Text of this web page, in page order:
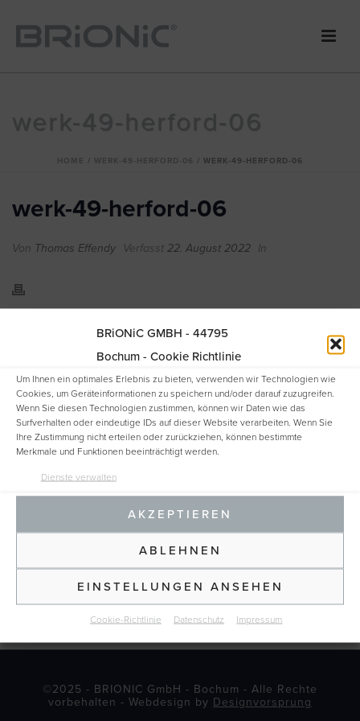
BRiONiC GMBH - 44795
Bochum - Cookie Richtlinie
Um Ihnen ein optimales Erlebnis zu bieten, verwenden wir Technologien wie
Cookies, um Geräteinformationen zu speichern und/oder darauf zuzugreifen.
Wenn Sie diesen Technologien zustimmen, können wir Daten wie das
Surfverhalten oder eindeutige IDs auf dieser Website verarbeiten. Wenn Sie
Ihre Zustimmung nicht erteilen oder zurückziehen, können bestimmte
Merkmale und Funktionen beeinträchtigt werden.
Dienste verwalten
AKZEPTIEREN
ABLEHNEN
EINSTELLUNGEN ANSEHEN
Cookie-Richtlinie Datenschutz Impressum
HOME / WERK-49-HERFORD-06 / WERK-49-HERFORD-06
werk-49-herford-06
Von Thomas Effendy Verfasst22. August 2022 In
©2025 - BRIONIC GmbH - Bochum - Alle Rechte
vorbehalten - Webdesign by Designvorsprung